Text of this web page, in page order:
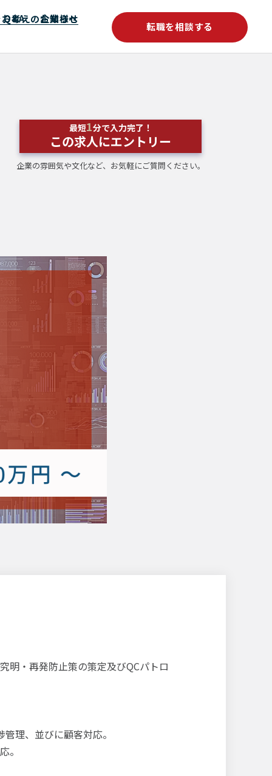
Q&A お知らせ
考えの企業様へ
転職を相談する
最短1分で入力完了！
この求人にエントリー
企業の雰囲気や文化など、お気軽にご質問ください。
明・再発防止策の策定及びQCパトロ
理、並びに顧客対応。
。